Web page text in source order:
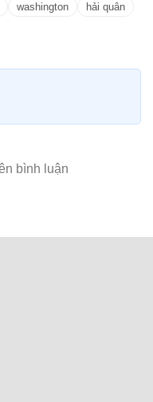
washington hải quân